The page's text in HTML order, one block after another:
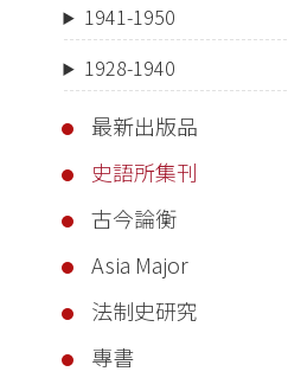
1941-1950
1928-1940
最新出版品
史語所集刊
古今論衡
Asia Major
法制史研究
專書